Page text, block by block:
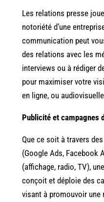
Les relations presse
notoriété d’une
communication peut
des relations avec les
interviews ou à rédiger
pour maximiser votre
en ligne, ou
Publicité et campagnes
Que ce soit à travers
(Google Ads, Facebook
(affichage, radio, TV),
conçoit et déploie des
visant à promouvoir une